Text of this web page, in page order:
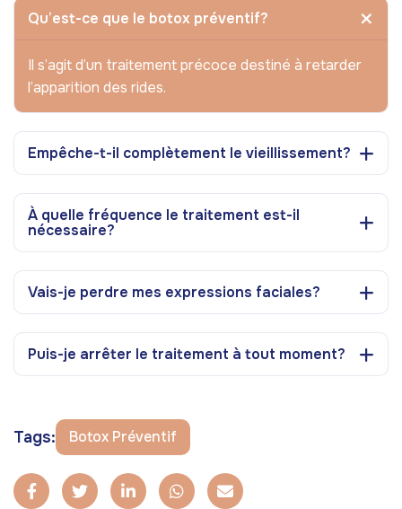
Qu’est-ce que le botox préventif?
Il s’agit d’un traitement précoce destiné à retarder
l’apparition des rides.
Empêche-t-il complètement le vieillissement?
À quelle fréquence le traitement est-il
nécessaire?
Vais-je perdre mes expressions faciales?
Puis-je arrêter le traitement à tout moment?
Tags: Botox Préventif